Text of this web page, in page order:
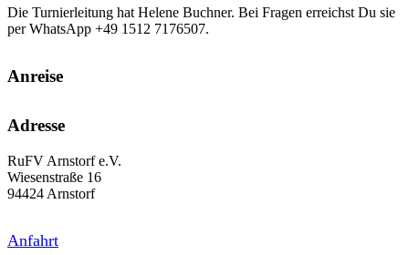
Die Turnierleitung hat Helene Buchner. Bei Fragen erreichst Du sie
per WhatsApp +49 1512 7176507.
Anreise
Adresse
RuFV Arnstorf e.V.
Wiesenstraße 16
94424 Arnstorf
Anfahrt